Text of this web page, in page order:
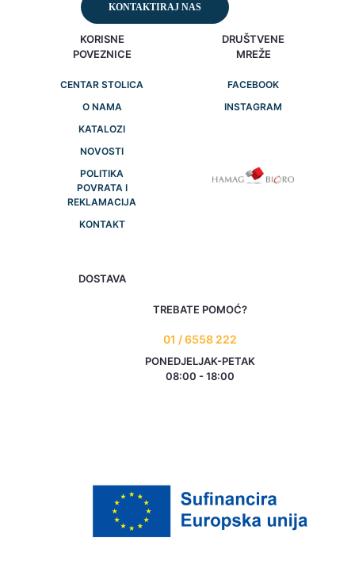
KONTAKTIRAJ NAS
KORISNE
POVEZNICE
CENTAR STOLICA
O NAMA
KATALOZI
NOVOSTI
POLITIKA
POVRATA I
REKLAMACIJA
KONTAKT
DOSTAVA
DRUŠTVENE
MREŽE
FACEBOOK
INSTAGRAM
TREBATE POMOĆ?
01 / 6558 222
PONEDJELJAK-PETAK
08:00 - 18:00